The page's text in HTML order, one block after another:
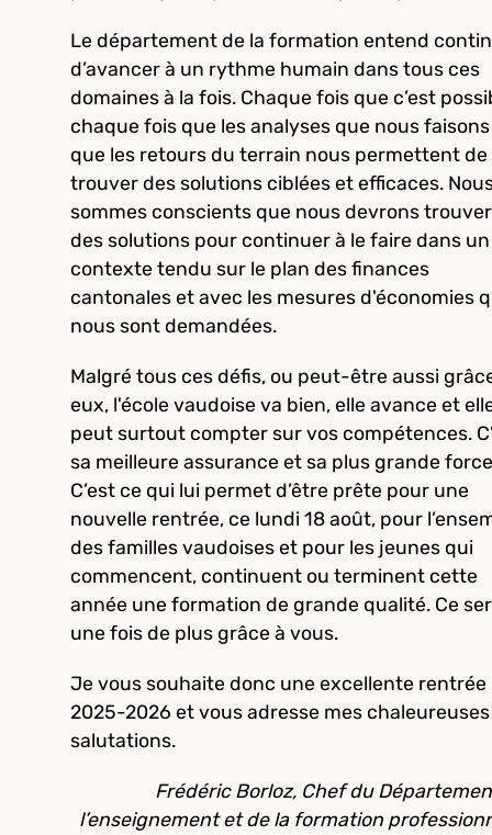
Le département de la formation entend
d’avancer à un rythme humain dans tous ces
domaines à la fois. Chaque fois que c’est
chaque fois que les analyses que nous
que les retours du terrain nous permettent de
trouver des solutions ciblées et efficaces.
sommes conscients que nous devrons trouver
des solutions pour continuer à le faire dans un
contexte tendu sur le plan des finances
cantonales et avec les mesures d'économies
nous sont demandées.
Malgré tous ces défis, ou peut-être aussi
eux, l'école vaudoise va bien, elle avance et
peut surtout compter sur vos compétences.
sa meilleure assurance et sa plus grande
C’est ce qui lui permet d’être prête pour une
nouvelle rentrée, ce lundi 18 août, pour
des familles vaudoises et pour les jeunes qui
commencent, continuent ou terminent cette
année une formation de grande qualité. Ce
une fois de plus grâce à vous.
Je vous souhaite donc une excellente rentrée
2025-2026 et vous adresse mes chaleureuses
salutations.
Frédéric Borloz, Chef du
l’enseignement et de la formation